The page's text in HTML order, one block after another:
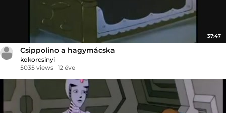
37:47
Csippolino a hagymácska
kokorcsinyi
5035 views 12 éve